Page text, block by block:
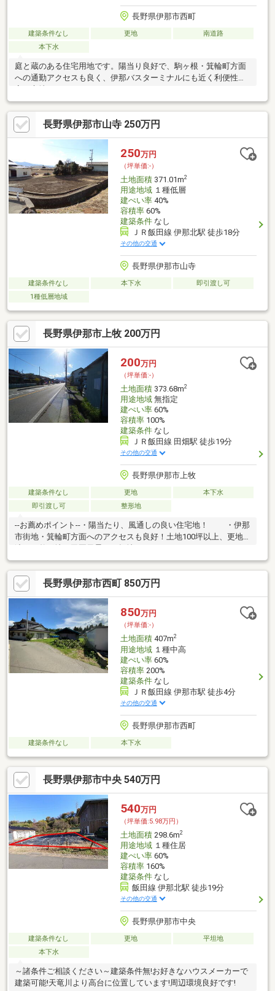
長野県伊那市西町
建築条件なし 更地
南道路
本下水
庭と蔵のある住宅用地です。陽当り良好で、駒ヶ根・箕輪町方面
への通勤アクセスも良く、伊那バスターミナルにも近く利便性の
長野県伊那市山寺 250万円
250万円
（坪単価:-）
土地面積371.01m2
用途地域１種低層
建ぺい率40%
容積率60%
建築条件なし
ＪＲ飯田線 伊那北駅 徒歩18分
その他の交通
長野県伊那市山寺
建築条件なし 本下水
即引渡し可
1種低層地域
長野県伊那市上牧 200万円
200万円
（坪単価:-）
土地面積373.68m2
用途地域無指定
建ぺい率60%
容積率100%
建築条件なし
ＪＲ飯田線 田畑駅 徒歩19分
その他の交通
長野県伊那市上牧
建築条件なし 更地
本下水
即引渡し可
整形地
--お薦めポイント--・陽当たり、風通しの良い住宅地！ ・伊那
市街地・箕輪町方面へのアクセスも良好！土地100坪以上、更地
長野県伊那市西町 850万円
850万円
（坪単価:-）
土地面積407m2
用途地域１種中高
建ぺい率60%
容積率200%
建築条件なし
ＪＲ飯田線 伊那市駅 徒歩4分
その他の交通
長野県伊那市西町
建築条件なし 本下水
長野県伊那市中央 540万円
540万円
（坪単価:5.98万円）
土地面積298.6m2
用途地域１種住居
建ぺい率60%
容積率160%
建築条件なし
飯田線 伊那北駅 徒歩19分
その他の交通
長野県伊那市中央
建築条件なし 更地
平坦地
本下水
～諸条件ご相談ください～建築条件無!お好きなハウスメーカーで
建築可能!天竜川より高台に位置しています!周辺環境良好です!